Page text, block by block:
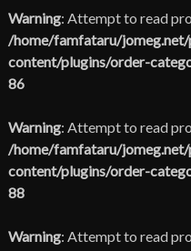
Warning: Attempt to read
/home/famfataru/
content/plugins/order-
86
Warning: Attempt to read
/home/famfataru/
content/plugins/order-
88
Warning: Attempt to read